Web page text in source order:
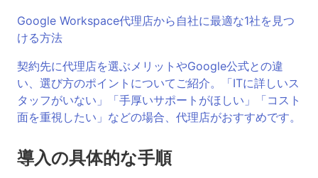
Google Workspace代理店から自社に最適な1社を見つ
ける方法
契約先に代理店を選ぶメリットやGoogle公式との違
い、選び方のポイントについてご紹介。「ITに詳しいス
タッフがいない」「手厚いサポートがほしい」「コスト
面を重視したい」などの場合、代理店がおすすめです。
導入の具体的な手順